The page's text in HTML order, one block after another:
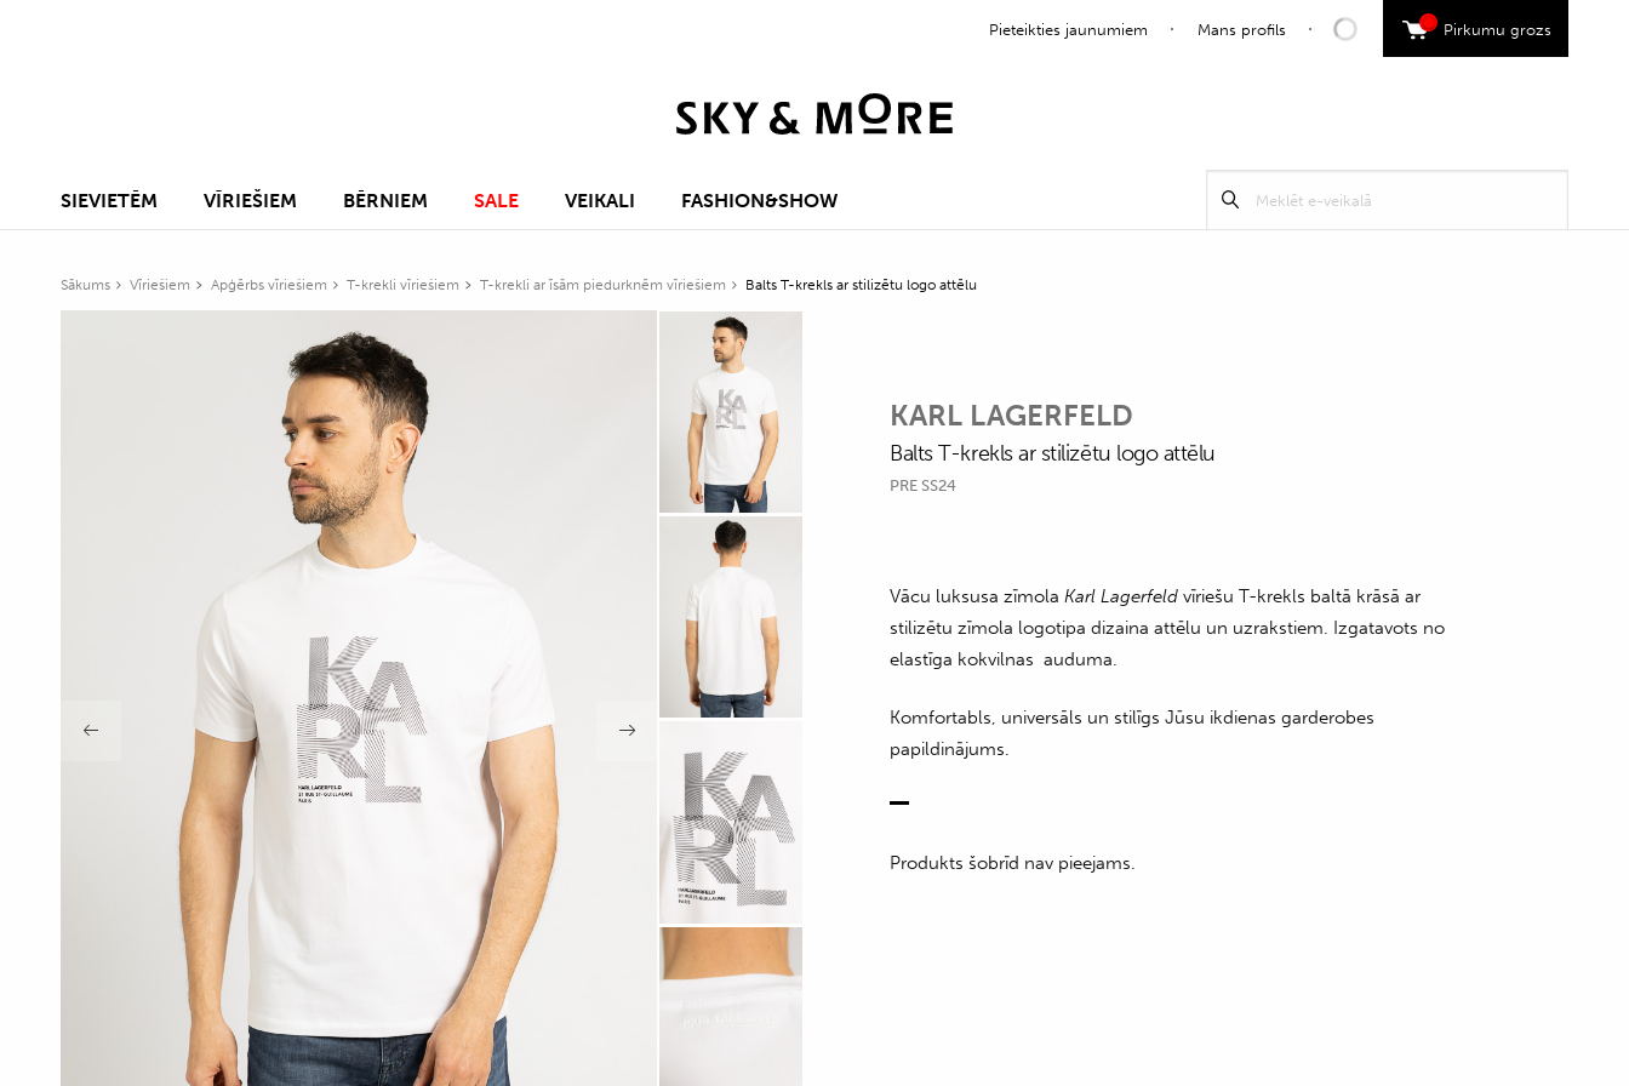
Pieteikties jaunumiem Mans profils Pirkumu grozs
0
SIEVIETĒM VĪRIEŠIEM BĒRNIEM SALE VEIKALI FASHION&SHOW Meklēt
Sākums Vīriešiem Apģērbs vīriešiem T-krekli vīriešiem T-krekli ar īsām piedurknēm vīriešiem Balts T-krekls ar stilizētu logo attēlu
KARL LAGERFELD
Balts T-krekls ar stilizētu logo attēlu
PRE SS24
Vācu luksusa zīmolaKarl Lagerfeldvīriešu T-krekls baltā krāsā ar
stilizētu zīmola logotipa dizaina attēlu un uzrakstiem. Izgatavots no
elastīga kokvilnas auduma.
Komfortabls, universāls un stilīgs Jūsu ikdienas garderobes
papildinājums.
Produkts šobrīd nav pieejams.